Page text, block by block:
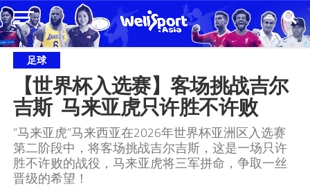
足球
【世界杯入选赛】客场挑战吉尔
吉斯  马来亚虎只许胜不许败
“马来亚虎”马来西亚在2026年世界杯亚洲区入选赛
第二阶段中，将客场挑战吉尔吉斯，这是一场只许
胜不许败的战役，马来亚虎将三军拼命，争取一丝
晋级的希望！